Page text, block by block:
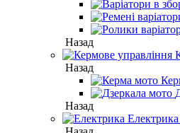
Назад
Назад
Назад
Електрика